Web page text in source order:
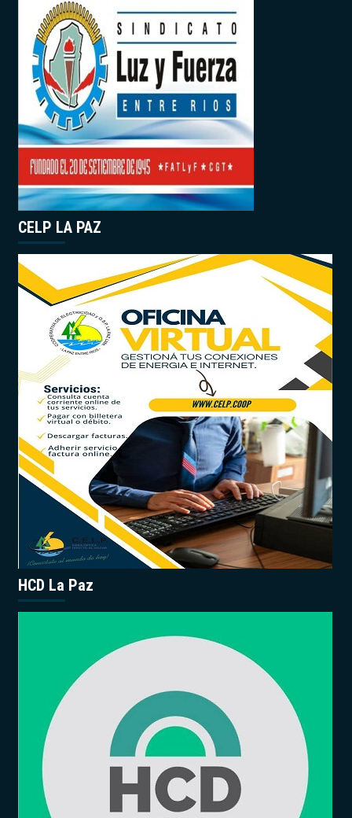
CELP LA PAZ
HCD La Paz